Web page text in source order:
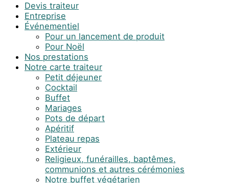
Devis traiteur
Entreprise
Événementiel
Pour un lancement de produit
Pour Noël
Nos prestations
Notre carte traiteur
Petit déjeuner
Cocktail
Buffet
Mariages
Pots de départ
Apéritif
Plateau repas
Extérieur
Religieux, funérailles, baptêmes,
communions et autres cérémonies
Notre buffet végétarien